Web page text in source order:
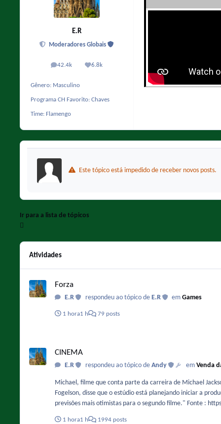
E.R
Moderadores Globais
42.4k
posts 6.8k
Reputação
Gênero: Masculino
Programa CH Favorito: Chaves
Time: Flamengo
Este tópico está impedido de receber novos posts.
Ir para a lista de tópicos
Atividades
Forza
E.R respondeu ao tópico de E.R emGames
1 hora1 h 79 posts
CINEMA
E.R respondeu ao tópico de Andy emVenda
Michael, filme que conta parte da carreira de Michael
Fogelson, disse que o estúdio está planejando iniciar a
previsões mais otimistas para o segundo filme." Fonte :
1 hora1 h 1994 posts